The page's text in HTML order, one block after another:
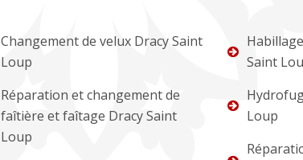
Changement de velux Dracy Saint
Loup
Réparation et changement de
faîtière et faîtage Dracy Saint
Loup
Saint
Loup